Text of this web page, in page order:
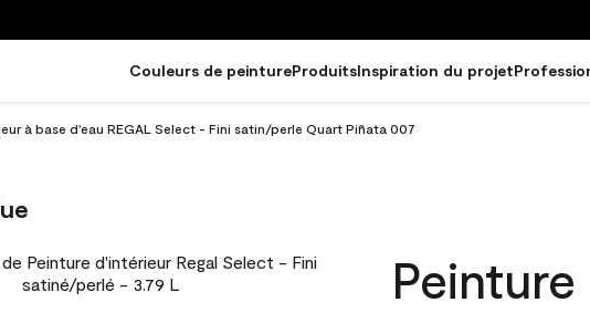
Couleurs de peintureProduitsInspiration du projet
à base d'eau REGAL Select - Fini satin/perle Quart Piñata 007